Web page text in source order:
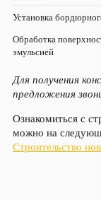
Установка
Обработка
эмульсией
Для получения
предложения
Ознакомиться с
можно на
Строительство